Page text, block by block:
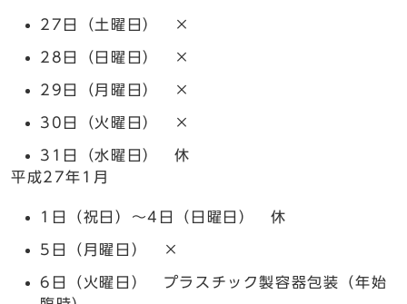
27日（土曜日） ×
28日（日曜日） ×
29日（月曜日） ×
30日（火曜日） ×
31日（水曜日） 休
平成27年1月
1日（祝日）～4日（日曜日） 休
5日（月曜日） ×
6日（火曜日） プラスチック製容器包装（年始